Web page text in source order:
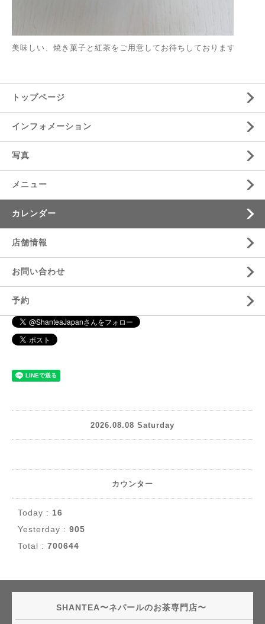
美味しい、焼き菓子と紅茶をご用意してお待ちしております
トップページ
インフォメーション
写真
メニュー
カレンダー
店舗情報
お問い合わせ
予約
2026.08.08 Saturday
カウンター
Today : 16
Yesterday : 905
Total : 700644
SHANTEA〜ネパールのお茶専門店〜